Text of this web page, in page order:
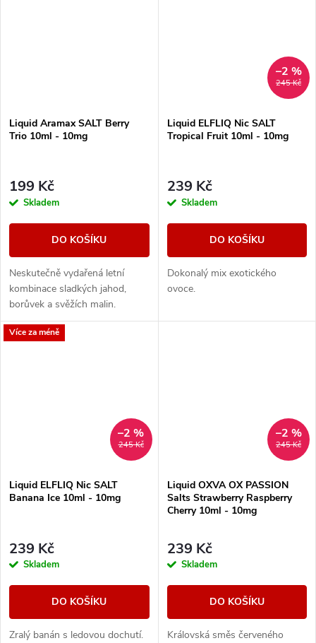
Liquid Aramax SALT Berry
Trio 10ml - 10mg
199 Kč
Skladem
DO KOŠÍKU
Neskutečně vydařená letní
kombinace sladkých jahod,
borůvek a svěžích malin.
245 Kč
–2 %
Liquid ELFLIQ Nic SALT
Tropical Fruit 10ml - 10mg
239 Kč
Skladem
DO KOŠÍKU
Dokonalý mix exotického
ovoce.
Více za méně
245 Kč
–2 %
Liquid ELFLIQ Nic SALT
Banana Ice 10ml - 10mg
239 Kč
Skladem
DO KOŠÍKU
Zralý banán s ledovou dochutí.
245 Kč
–2 %
Liquid OXVA OX PASSION
Salts Strawberry Raspberry
Cherry 10ml - 10mg
239 Kč
Skladem
DO KOŠÍKU
Královská směs červeného